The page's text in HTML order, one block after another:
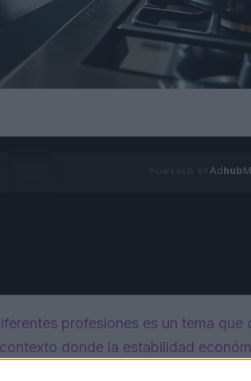
Adhub
profesiones es un tema que
donde la estabilidad
puede guiar decisiones